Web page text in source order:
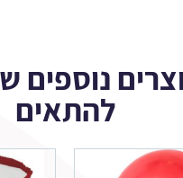
נוספים
להתאים